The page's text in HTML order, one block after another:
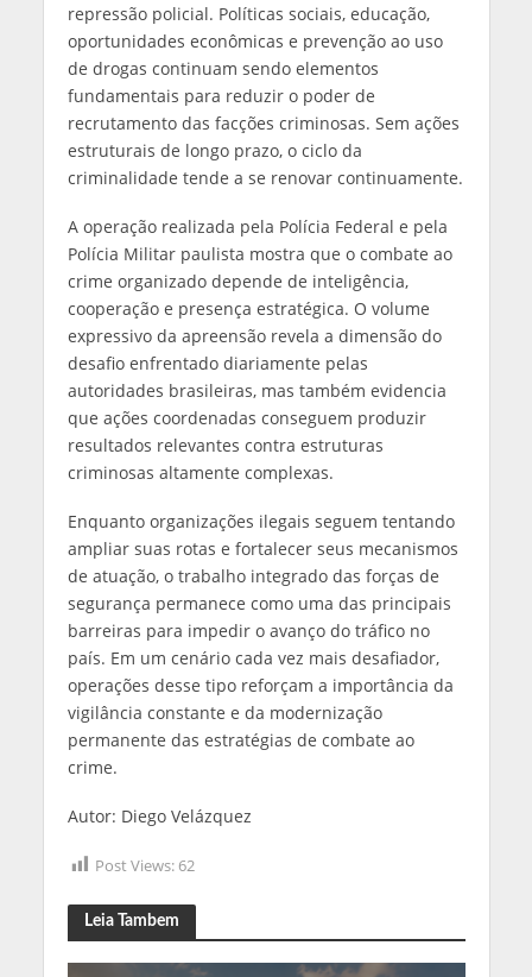
repressão policial. Políticas sociais, educação,
oportunidades econômicas e prevenção ao uso
de drogas continuam sendo elementos
fundamentais para reduzir o poder de
recrutamento das facções criminosas. Sem ações
estruturais de longo prazo, o ciclo da
criminalidade tende a se renovar continuamente.
A operação realizada pela Polícia Federal e pela
Polícia Militar paulista mostra que o combate ao
crime organizado depende de inteligência,
cooperação e presença estratégica. O volume
expressivo da apreensão revela a dimensão do
desafio enfrentado diariamente pelas
autoridades brasileiras, mas também evidencia
que ações coordenadas conseguem produzir
resultados relevantes contra estruturas
criminosas altamente complexas.
Enquanto organizações ilegais seguem tentando
ampliar suas rotas e fortalecer seus mecanismos
de atuação, o trabalho integrado das forças de
segurança permanece como uma das principais
barreiras para impedir o avanço do tráfico no
país. Em um cenário cada vez mais desafiador,
operações desse tipo reforçam a importância da
vigilância constante e da modernização
permanente das estratégias de combate ao
crime.
Autor: Diego Velázquez
Post Views: 62
Leia Tambem